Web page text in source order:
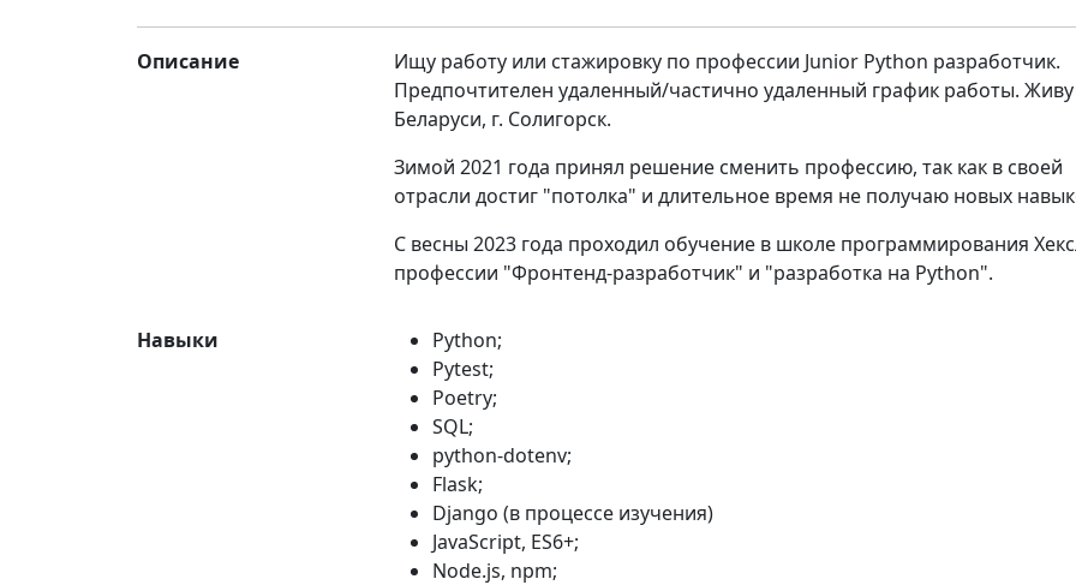
Описание
Ищу работу или стажировку по профессии Junior Python разработчик.
Предпочтителен удаленный/частично удаленный график работы.
Беларуси, г. Солигорск.
Зимой 2021 года принял решение сменить профессию, так как в своей
отрасли достиг "потолка" и длительное время не получаю новых
С весны 2023 года проходил обучение в школе программирования
профессии "Фронтенд-разработчик" и "разработка на Python".
Навыки
Python;
Pytest;
Poetry;
SQL;
python-dotenv;
Flask;
Django (в процессе изучения)
JavaScript, ES6+;
Node.js, npm;